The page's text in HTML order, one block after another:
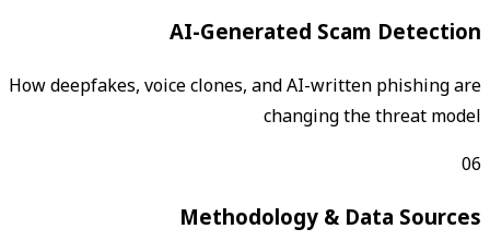
AI-Generated Scam Detection
How deepfakes, voice clones, and AI-written phishing are
changing the threat model
06
Methodology & Data Sources